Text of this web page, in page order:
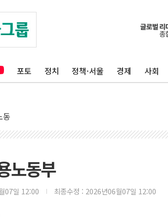
포토 정치 정책·서울 경제 사회
동
노동부
07일 12:00 최종수정 : 2026년06월07일 12:00